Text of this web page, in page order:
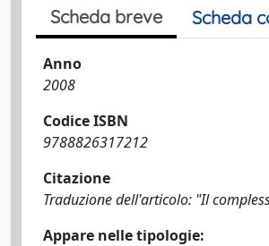
Scheda breve Scheda
Anno
2008
Codice ISBN
9788826317212
Citazione
Traduzione dell'articolo: "Il
Appare nelle tipologie: